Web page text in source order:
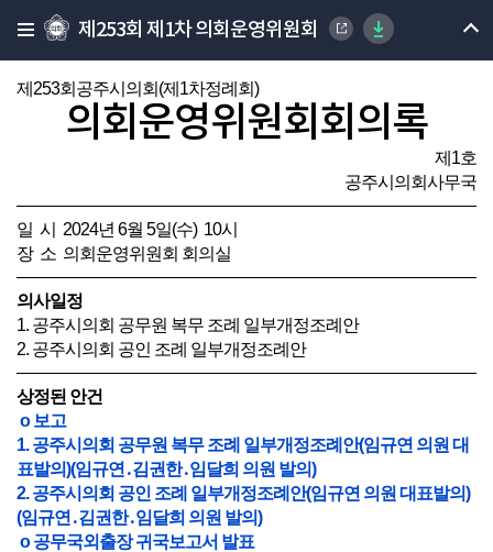
제253회 제1차 의회운영위원회
제253회공주시의회(제1차정례회)
의회운영위원회회의록
제1호
공주시의회사무국
일 시 2024년 6월 5일(수) 10시
장 소 의회운영위원회 회의실
의사일정
1. 공주시의회 공무원 복무 조례 일부개정조례안
2. 공주시의회 공인 조례 일부개정조례안
상정된 안건
o 보고
1. 공주시의회 공무원 복무 조례 일부개정조례안(임규연 의원 대
표발의)(임규연․김권한․임달희 의원 발의)
2. 공주시의회 공인 조례 일부개정조례안(임규연 의원 대표발의)
(임규연․김권한․임달희 의원 발의)
o 공무국외출장 귀국보고서 발표